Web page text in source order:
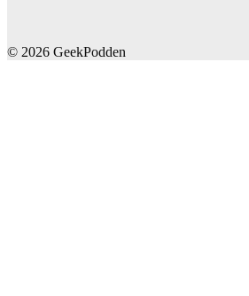
© 2026 GeekPodden